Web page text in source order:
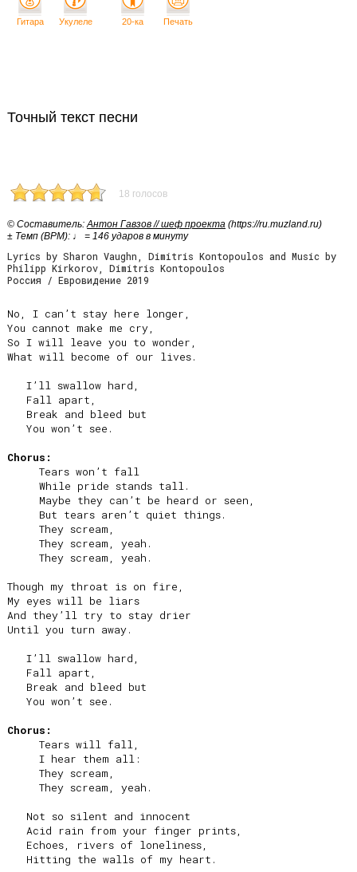
Точный текст песни
18 голосов
© Cоставитель:Антон Гавзов // шеф проекта (https://ru.muzland.ru)
± Темп (BPM): ♩ = 146 ударов в минуту
Lyrics by Sharon Vaughn, Dimitris Kontopoulos and Music by
Philipp Kirkorov, Dimitris Kontopoulos
Россия / Евровидение 2019
No, I can’t stay here longer,
You cannot make me cry,
So I will leave you to wonder,
What will become of our lives.
Chorus:
Though my throat is on fire,
My eyes will be liars
And they’ll try to stay drier
Until you turn away.
Chorus:
Гитара Укулеле 20-ка Печать